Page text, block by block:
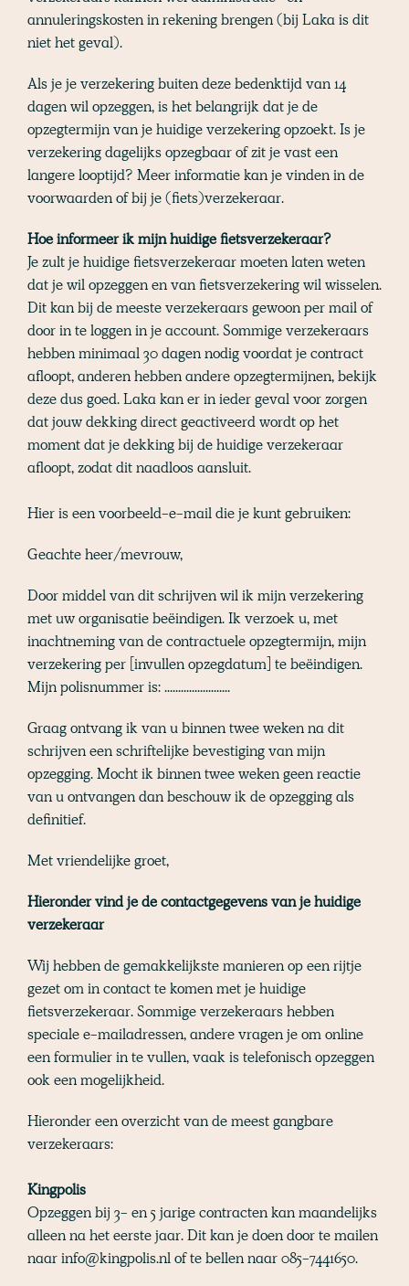
annuleringskosten in rekening brengen (bij Laka is dit
niet het geval).
Als je je verzekering buiten deze bedenktijd van 14
dagen wil opzeggen, is het belangrijk dat je de
opzegtermijn van je huidige verzekering opzoekt. Is je
verzekering dagelijks opzegbaar of zit je vast een
langere looptijd? Meer informatie kan je vinden in de
voorwaarden of bij je (fiets)verzekeraar.
Hoe informeer ik mijn huidige fietsverzekeraar?
Je zult je huidige fietsverzekeraar moeten laten weten
dat je wil opzeggen en van fietsverzekering wil wisselen.
Dit kan bij de meeste verzekeraars gewoon per mail of
door in te loggen in je account. Sommige verzekeraars
hebben minimaal 30 dagen nodig voordat je contract
afloopt, anderen hebben andere opzegtermijnen, bekijk
deze dus goed. Laka kan er in ieder geval voor zorgen
dat jouw dekking direct geactiveerd wordt op het
moment dat je dekking bij de huidige verzekeraar
afloopt, zodat dit naadloos aansluit.
Hier is een voorbeeld-e-mail die je kunt gebruiken:
Geachte heer/mevrouw,
Door middel van dit schrijven wil ik mijn verzekering
met uw organisatie beëindigen. Ik verzoek u, met
inachtneming van de contractuele opzegtermijn, mijn
verzekering per [invullen opzegdatum] te beëindigen.
Mijn polisnummer is: ........................
Graag ontvang ik van u binnen twee weken na dit
schrijven een schriftelijke bevestiging van mijn
opzegging. Mocht ik binnen twee weken geen reactie
van u ontvangen dan beschouw ik de opzegging als
definitief.
Met vriendelijke groet,
Hieronder vind je de contactgegevens van je huidige
verzekeraar
Wij hebben de gemakkelijkste manieren op een rijtje
gezet om in contact te komen met je huidige
fietsverzekeraar. Sommige verzekeraars hebben
speciale e-mailadressen, andere vragen je om online
een formulier in te vullen, vaak is telefonisch opzeggen
ook een mogelijkheid.
Hieronder een overzicht van de meest gangbare
verzekeraars:
Kingpolis
Opzeggen bij 3- en 5 jarige contracten kan maandelijks
alleen na het eerste jaar. Dit kan je doen door te mailen
naar info@kingpolis.nl of te bellen naar 085-7441650.